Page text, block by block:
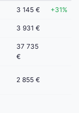
3 145 € +31%
3 931 €
37 735
€
2 855 €